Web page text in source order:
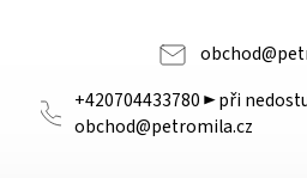
obchod@
+420704433780 ► při
obchod@petromila.cz